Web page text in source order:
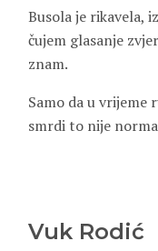
Busola je rikavela,
čujem glasanje
znam.
Samo da u vrijeme
smrdi to nije
Vuk Rodić